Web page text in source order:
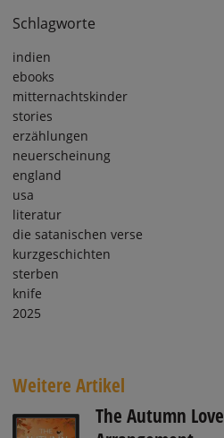
Schlagworte
indien
ebooks
mitternachtskinder
stories
erzählungen
neuerscheinung
england
usa
literatur
die satanischen verse
kurzgeschichten
sterben
knife
2025
Weitere Artikel
The Autumn Love